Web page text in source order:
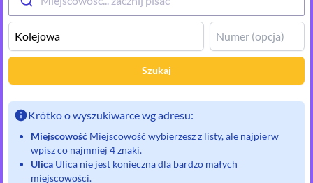
Szukaj
Krótko o wyszukiwarce wg adresu:
Miejscowość Miejscowość wybierzesz z listy, ale najpierw
wpisz co najmniej 4 znaki.
Ulica Ulica nie jest konieczna dla bardzo małych
miejscowości.